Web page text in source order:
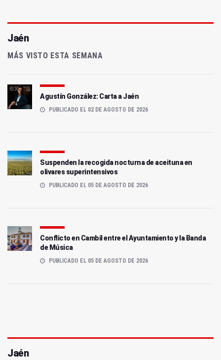
Jaén
MÁS VISTO ESTA SEMANA
Agustín González: Carta a Jaén
PUBLICADO EL 02 DE AGOSTO DE 2026
Suspenden la recogida nocturna de aceituna en
olivares superintensivos
PUBLICADO EL 05 DE AGOSTO DE 2026
Conflicto en Cambil entre el Ayuntamiento y la Banda
de Música
PUBLICADO EL 05 DE AGOSTO DE 2026
Jaén